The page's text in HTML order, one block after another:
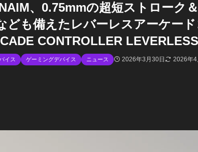
、0.75mmの超短ストローク
ども備えたレバーレスアーケー
CONTROLLER
イス ゲーミングデバイス ニュース 2026年3月30日 2026年4